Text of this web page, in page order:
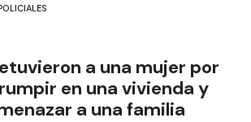
a una mujer por
en una vivienda y
a una familia